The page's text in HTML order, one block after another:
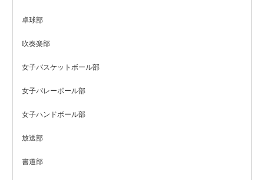
卓球部
吹奏楽部
女子バスケットボール部
女子バレーボール部
女子ハンドボール部
放送部
書道部